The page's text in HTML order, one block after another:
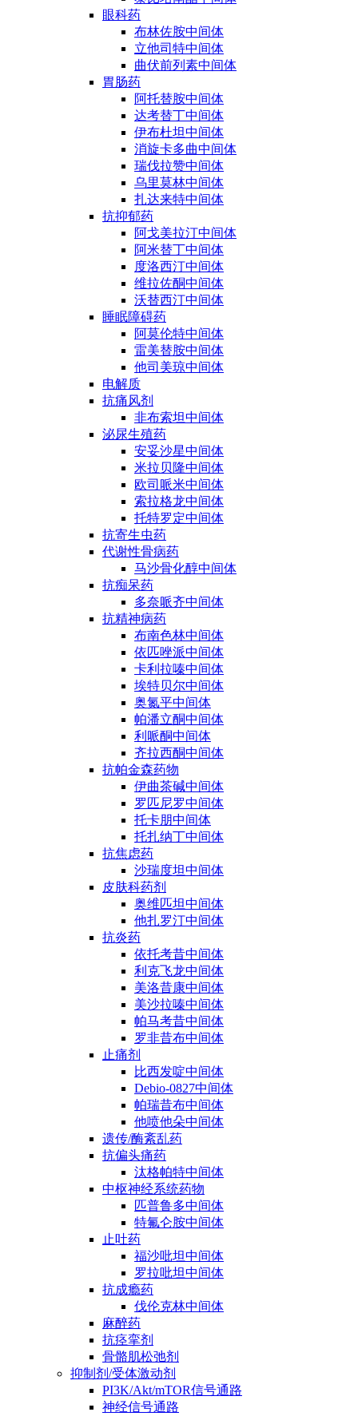
眼科药
布林佐胺中间体
立他司特中间体
曲伏前列素中间体
胃肠药
阿托替胺中间体
达考替丁中间体
伊布杜坦中间体
消旋卡多曲中间体
瑞伐拉赞中间体
乌里莫林中间体
扎达来特中间体
抗抑郁药
阿戈美拉汀中间体
阿米替丁中间体
度洛西汀中间体
维拉佐酮中间体
沃替西汀中间体
睡眠障碍药
阿莫伦特中间体
雷美替胺中间体
他司美琼中间体
电解质
抗痛风剂
非布索坦中间体
泌尿生殖药
安妥沙星中间体
米拉贝隆中间体
欧司哌米中间体
索拉格龙中间体
托特罗定中间体
抗寄生虫药
代谢性骨病药
马沙骨化醇中间体
抗痴呆药
多奈哌齐中间体
抗精神病药
布南色林中间体
依匹唑派中间体
卡利拉嗪中间体
埃特贝尔中间体
奥氮平中间体
帕潘立酮中间体
利哌酮中间体
齐拉西酮中间体
抗帕金森药物
伊曲茶碱中间体
罗匹尼罗中间体
托卡朋中间体
托扎纳丁中间体
抗焦虑药
沙瑞度坦中间体
皮肤科药剂
奥维匹坦中间体
他扎罗汀中间体
抗炎药
依托考昔中间体
利克飞龙中间体
美洛昔康中间体
美沙拉嗪中间体
帕马考昔中间体
罗非昔布中间体
止痛剂
比西发啶中间体
Debio-0827中间体
帕瑞昔布中间体
他喷他朵中间体
遗传/酶紊乱药
抗偏头痛药
汰格帕特中间体
中枢神经系统药物
匹普鲁多中间体
特氟仑胺中间体
止吐药
福沙吡坦中间体
罗拉吡坦中间体
抗成瘾药
伐伦克林中间体
麻醉药
抗痉挛剂
骨骼肌松弛剂
抑制剂/受体激动剂
PI3K/Akt/mTOR信号通路
神经信号通路